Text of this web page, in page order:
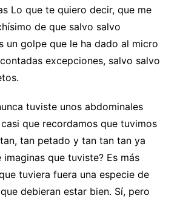
Lo que te quiero decir, que me
de que salvo salvo
un golpe que le ha dado al micro
excepciones, salvo salvo
tuviste unos abdominales
que recordamos que tuvimos
tan petado y tan tan tan ya
que tuviste? Es más
tuviera fuera una especie de
debieran estar bien. Sí, pero